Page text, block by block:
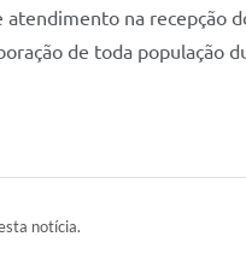
na recepção
de toda
notícia.